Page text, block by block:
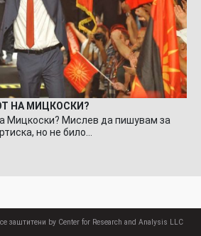
НА МИЦКОСКИ?
Мицкоски? Мислев да пишувам за
но не било…
се заштитени by Center for Research and Analysis LLC